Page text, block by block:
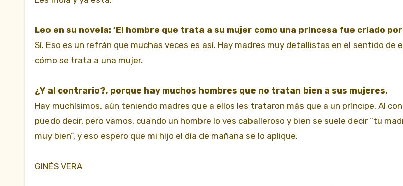
Leo en su novela: ‘El hombre que trata a su mujer como una princesa fue criado por
Sí. Eso es un refrán que muchas veces es así. Hay madres muy detallistas en el sentido de
cómo se trata a una mujer.
¿Y al contrario?, porque hay muchos hombres que no tratan bien a sus mujeres.
Hay muchísimos, aún teniendo madres que a ellos les trataron más que a un príncipe. Al
puedo decir, pero vamos, cuando un hombre lo ves caballeroso y bien se suele decir “tu
muy bien”, y eso espero que mi hijo el día de mañana se lo aplique.
GINÉS VERA